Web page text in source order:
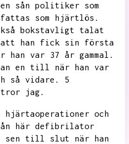
sån politiker som
som hjärtlös.
bokstavligt talat
att han fick sin första
han var 37 år gammal.
en till när han var
så vidare. 5
jag.
hjärtaoperationer och
här defibrilator
sen till slut när han